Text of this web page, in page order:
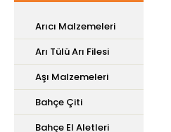
Arıcı Malzemeleri
Arı Tülü Arı Filesi
Aşı Malzemeleri
Bahçe Çiti
Bahçe El Aletleri